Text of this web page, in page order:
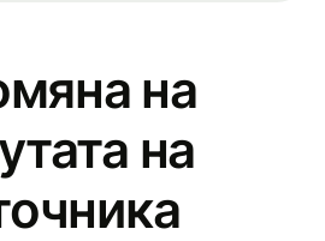
на
на